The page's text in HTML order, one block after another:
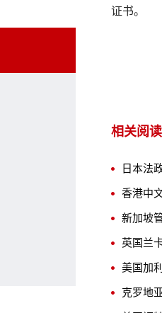
证书。
相关阅
日本法
香港中
新加坡
英国兰
美国加
克罗地